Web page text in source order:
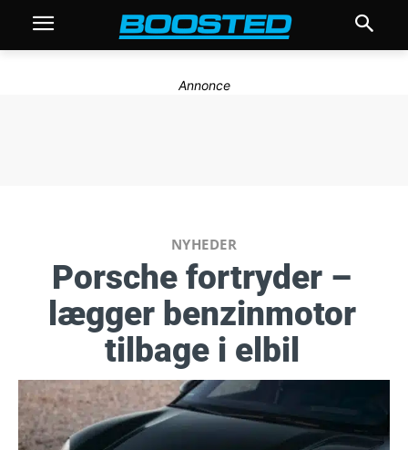
Annonce
NYHEDER
Porsche fortryder –
lægger benzinmotor
tilbage i elbil